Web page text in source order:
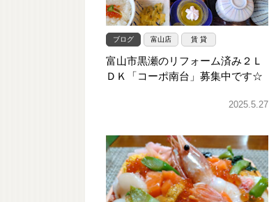
ブログ 富山店 賃 貸
富山市黒瀬のリフォーム済み２Ｌ
ＤＫ「コーポ南台」募集中です☆
2025.5.27